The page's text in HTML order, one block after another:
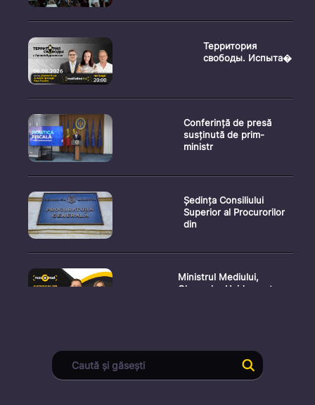
Территория
свободы. Испыта�
Conferință de presă
susținută de prim-
ministr
Ședința Consiliului
Superior al Procurorilor
din
Ministrul Mediului,
Gheorghe Hajder, este
Consultări publice privind
proiectul de lege pent